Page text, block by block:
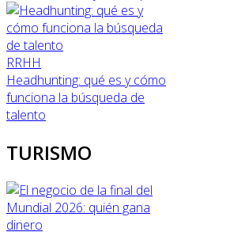
RRHH
Headhunting: qué es y cómo
funciona la búsqueda de
talento
TURISMO